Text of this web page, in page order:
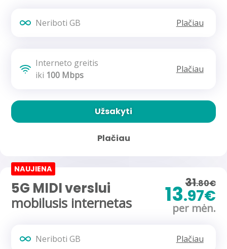
Neriboti GB Plačiau
Interneto greitis
iki 100 Mbps
Plačiau
Užsakyti
Plačiau
NAUJIENA
5G MIDI verslui
mobilusis internetas
31.80€
13.97€
per mėn.
Neriboti GB Plačiau